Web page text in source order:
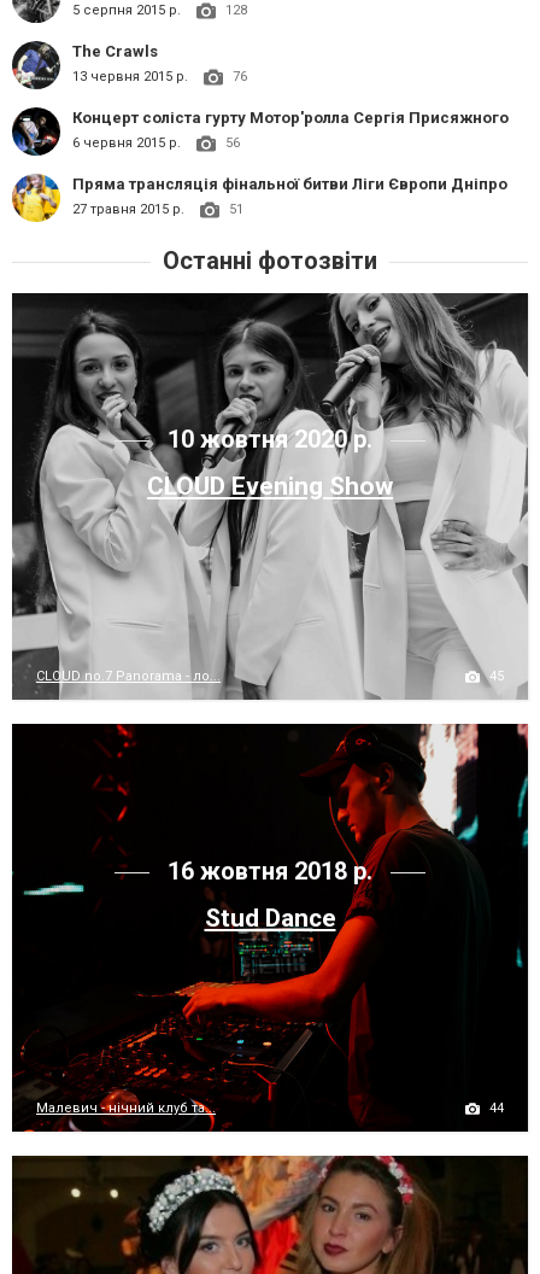
5 серпня 2015 р. 128
The Crawls
13 червня 2015 р. 76
Концерт соліста гурту Мотор'ролла Сергія Присяжного
6 червня 2015 р. 56
Пряма трансляція фінальної битви Ліги Європи Дніпро
27 травня 2015 р. 51
Останні фотозвіти
10 жовтня 2020 р.
CLOUD Evening Show
CLOUD no.7 Panorama - ло... 45
16 жовтня 2018 р.
Stud Dance
Малевич - нічний клуб та... 44